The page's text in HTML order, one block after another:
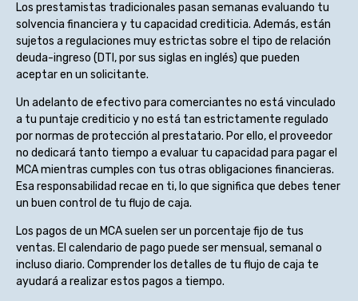
Los prestamistas tradicionales pasan semanas evaluando tu
solvencia financiera y tu capacidad crediticia. Además, están
sujetos a regulaciones muy estrictas sobre el tipo de relación
deuda-ingreso (DTI, por sus siglas en inglés) que pueden
aceptar en un solicitante.
Un adelanto de efectivo para comerciantes no está vinculado
a tu puntaje crediticio y no está tan estrictamente regulado
por normas de protección al prestatario. Por ello, el proveedor
no dedicará tanto tiempo a evaluar tu capacidad para pagar el
MCA mientras cumples con tus otras obligaciones financieras.
Esa responsabilidad recae en ti, lo que significa que debes tener
un buen control de tu flujo de caja.
Los pagos de un MCA suelen ser un porcentaje fijo de tus
ventas. El calendario de pago puede ser mensual, semanal o
incluso diario. Comprender los detalles de tu flujo de caja te
ayudará a realizar estos pagos a tiempo.